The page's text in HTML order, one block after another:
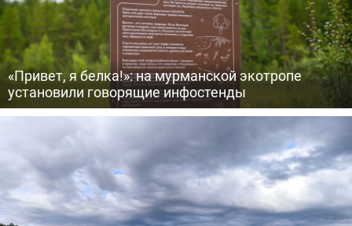
«Привет, я белка!»: на мурманской экотропе
установили говорящие инфостенды